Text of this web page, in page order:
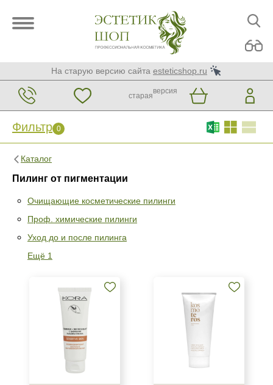
На старую версию сайта esteticshop.ru
старая
версия
Фильтр 0
Каталог
Пилинг от пигментации
Очищающие косметические пилинги
Проф. химические пилинги
Уход до и после пилинга
Ещё 1
Фильтр 0
Проф. химические пилинги
Уход до и после пилинга